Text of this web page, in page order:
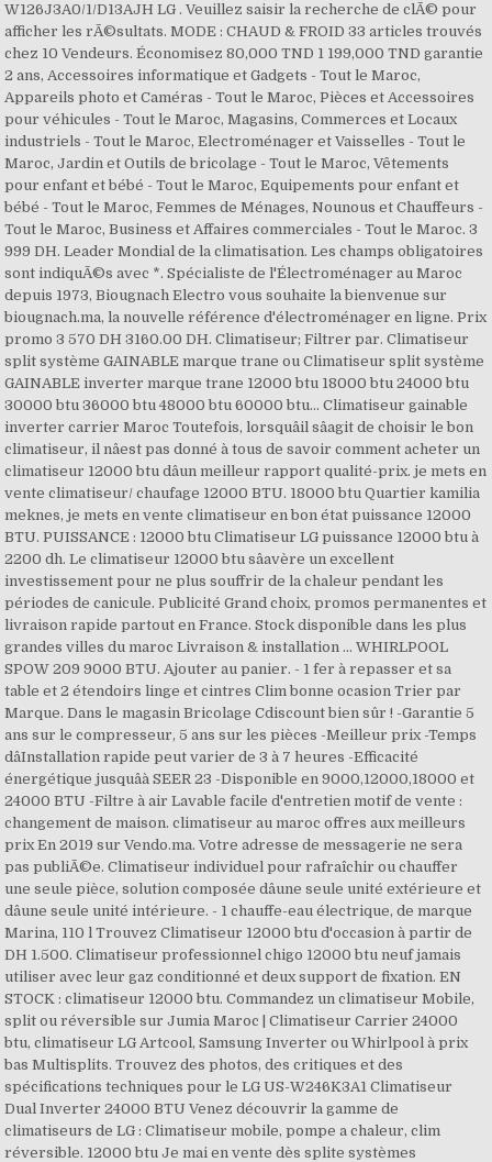
W126J3A0/1/D13AJH LG . Veuillez saisir la recherche de clÃ© pour
afficher les rÃ©sultats. MODE : CHAUD & FROID 33 articles trouvés
chez 10 Vendeurs. Économisez 80,000 TND 1 199,000 TND garantie
2 ans, Accessoires informatique et Gadgets - Tout le Maroc,
Appareils photo et Caméras - Tout le Maroc, Pièces et Accessoires
pour véhicules - Tout le Maroc, Magasins, Commerces et Locaux
industriels - Tout le Maroc, Electroménager et Vaisselles - Tout le
Maroc, Jardin et Outils de bricolage - Tout le Maroc, Vêtements
pour enfant et bébé - Tout le Maroc, Equipements pour enfant et
bébé - Tout le Maroc, Femmes de Ménages, Nounous et Chauffeurs -
Tout le Maroc, Business et Affaires commerciales - Tout le Maroc. 3
999 DH. Leader Mondial de la climatisation. Les champs obligatoires
sont indiquÃ©s avec *. Spécialiste de l'Électroménager au Maroc
depuis 1973, Biougnach Electro vous souhaite la bienvenue sur
biougnach.ma, la nouvelle référence d'électroménager en ligne. Prix
promo 3 570 DH 3160.00 DH. Climatiseur; Filtrer par. Climatiseur
split système GAINABLE marque trane ou Climatiseur split système
GAINABLE inverter marque trane 12000 btu 18000 btu 24000 btu
30000 btu 36000 btu 48000 btu 60000 btu... Climatiseur gainable
inverter carrier Maroc Toutefois, lorsquâil sâagit de choisir le bon
climatiseur, il nâest pas donné à tous de savoir comment acheter un
climatiseur 12000 btu dâun meilleur rapport qualité-prix. je mets en
vente climatiseur/ chaufage 12000 BTU. 18000 btu Quartier kamilia
meknes, je mets en vente climatiseur en bon état puissance 12000
BTU. PUISSANCE : 12000 btu Climatiseur LG puissance 12000 btu à
2200 dh. Le climatiseur 12000 btu sâavère un excellent
investissement pour ne plus souffrir de la chaleur pendant les
périodes de canicule. Publicité Grand choix, promos permanentes et
livraison rapide partout en France. Stock disponible dans les plus
grandes villes du maroc Livraison & installation ... WHIRLPOOL
SPOW 209 9000 BTU. Ajouter au panier. - 1 fer à repasser et sa
table et 2 étendoirs linge et cintres Clim bonne ocasion Trier par
Marque. Dans le magasin Bricolage Cdiscount bien sûr ! -Garantie 5
ans sur le compresseur, 5 ans sur les pièces -Meilleur prix -Temps
dâInstallation rapide peut varier de 3 à 7 heures -Efficacité
énergétique jusquâà SEER 23 -Disponible en 9000,12000,18000 et
24000 BTU -Filtre à air Lavable facile d'entretien motif de vente :
changement de maison. climatiseur au maroc offres aux meilleurs
prix En 2019 sur Vendo.ma. Votre adresse de messagerie ne sera
pas publiÃ©e. Climatiseur individuel pour rafraîchir ou chauffer
une seule pièce, solution composée dâune seule unité extérieure et
dâune seule unité intérieure. - 1 chauffe-eau électrique, de marque
Marina, 110 l Trouvez Climatiseur 12000 btu d'occasion à partir de
DH 1.500. Climatiseur professionnel chigo 12000 btu neuf jamais
utiliser avec leur gaz conditionné et deux support de fixation. EN
STOCK : climatiseur 12000 btu. Commandez un climatiseur Mobile,
split ou réversible sur Jumia Maroc | Climatiseur Carrier 24000
btu, climatiseur LG Artcool, Samsung Inverter ou Whirlpool à prix
bas Multisplits. Trouvez des photos, des critiques et des
spécifications techniques pour le LG US-W246K3A1 Climatiseur
Dual Inverter 24000 BTU Venez découvrir la gamme de
climatiseurs de LG : Climatiseur mobile, pompe a chaleur, clim
réversible. 12000 btu Je mai en vente dès splite systèmes